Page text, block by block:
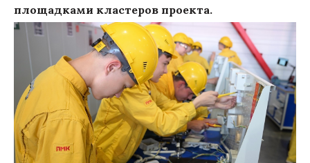
площадками кластеров проекта.